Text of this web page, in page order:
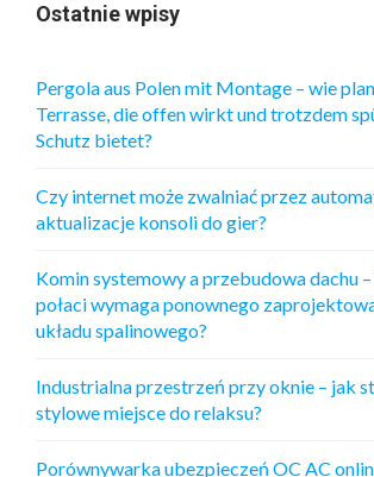
Ostatnie wpisy
Pergola aus Polen mit Montage – wie
Terrasse, die offen wirkt und trotzdem
Schutz bietet?
Czy internet może zwalniać przez
aktualizacje konsoli do gier?
Komin systemowy a przebudowa dachu
połaci wymaga ponownego
układu spalinowego?
Industrialna przestrzeń przy oknie – jak
stylowe miejsce do relaksu?
Porównywarka ubezpieczeń OC AC